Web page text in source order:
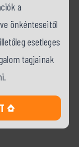
a
önkénteseitől
esetleges
tagjainak